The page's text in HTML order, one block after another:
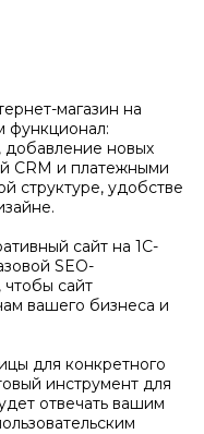
магазин на
функционал:
добавление новых
CRM и платежными
структуре, удобстве
сайт на 1С-
SEO-
сайт
вашего бизнеса и
для конкретного
инструмент для
отвечать вашим